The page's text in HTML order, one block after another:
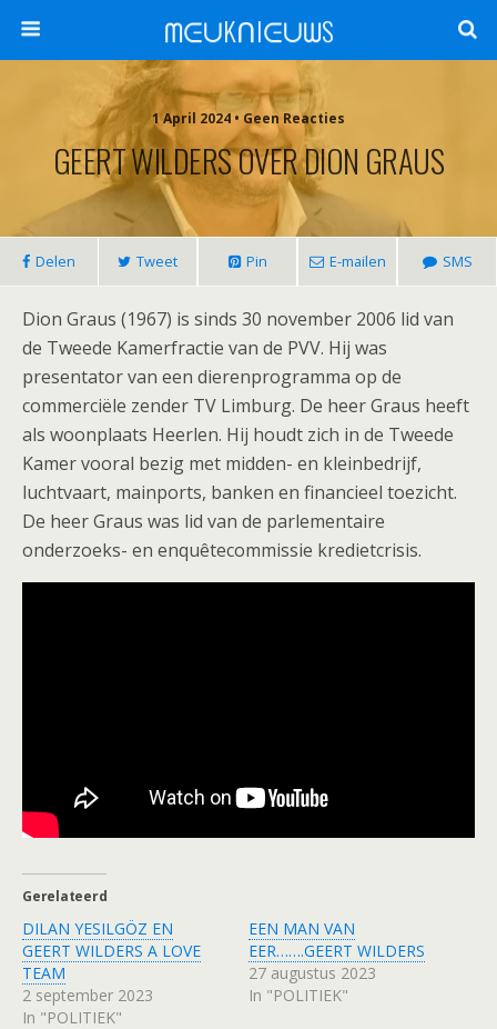
ᗰᕮᑌKᑎIᕮᑌᗯS
1 April 2024 • Geen Reacties
GEERT WILDERS OVER DION GRAUS
Delen Tweet Pin E-mailen SMS
Dion Graus (1967) is sinds 30 november 2006 lid van
de Tweede Kamerfractie van de PVV. Hij was
presentator van een dierenprogramma op de
commerciële zender TV Limburg. De heer Graus heeft
als woonplaats Heerlen. Hij houdt zich in de Tweede
Kamer vooral bezig met midden- en kleinbedrijf,
luchtvaart, mainports, banken en financieel toezicht.
De heer Graus was lid van de parlementaire
onderzoeks- en enquêtecommissie kredietcrisis.
Gerelateerd
DILAN YESILGÖZ EN
GEERT WILDERS A LOVE
TEAM
2 september 2023
In "POLITIEK"
EEN MAN VAN
EER…….GEERT WILDERS
27 augustus 2023
In "POLITIEK"